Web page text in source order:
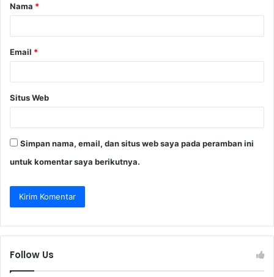
r
Nama *
Email *
Situs Web
Simpan nama, email, dan situs web saya pada peramban ini
untuk komentar saya berikutnya.
Follow Us